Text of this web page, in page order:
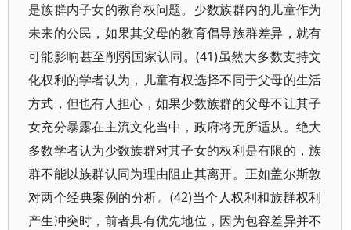
是族群内子女的教育权问题。少数族群内的儿童作为
未来的公民，如果其父母的教育倡导族群差异，就有
可能影响甚至削弱国家认同。(41)虽然大多数支持文
化权利的学者认为，儿童有权选择不同于父母的生活
方式，但也有人担心，如果少数族群的父母不让其子
女充分暴露在主流文化当中，政府将无所适从。绝大
多数学者认为少数族群对其子女的权利是有限的，族
群不能以族群认同为理由阻止其离开。正如盖尔斯敦
对两个经典案例的分析。(42)当个人权利和族群权利
产生冲突时，前者具有优先地位，因为包容差异并不